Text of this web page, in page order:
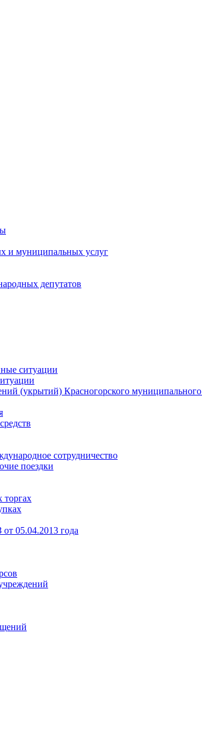
и муниципальных услуг
депутатов
ситуации
(укрытий) Красногорского
сотрудничество
поездки
05.04.2013 года